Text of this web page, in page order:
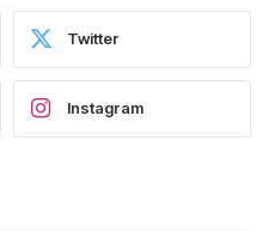
Twitter
Instagram